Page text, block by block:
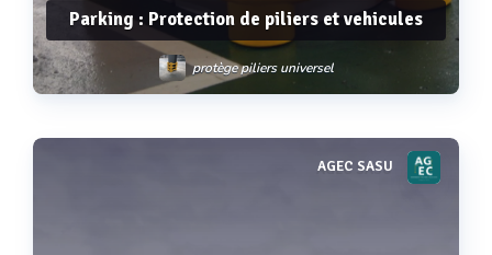
Parking : Protection de piliers et vehicules
protège piliers universel
AGEC SASU